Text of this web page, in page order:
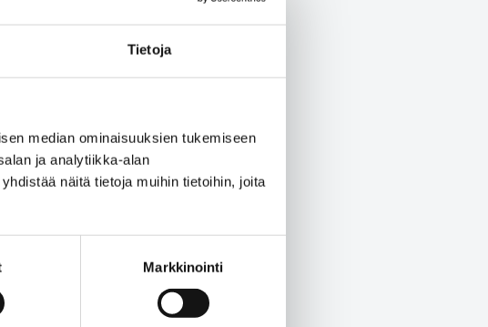
Tietoja
median ominaisuuksien tukemiseen
ja analytiikka-alan
näitä tietoja muihin tietoihin, joita
Markkinointi